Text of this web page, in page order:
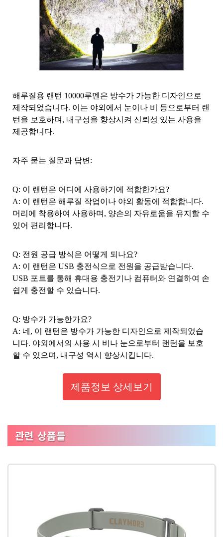
해루질용 랜턴 10000루멘은 방수가 가능한 디자인으로
제작되었습니다. 이는 야외에서 눈이나 비 등으로부터 랜
턴을 보호하며, 내구성을 향상시켜 신뢰성 있는 사용을
제공합니다.
자주 묻는 질문과 답변:
Q: 이 랜턴은 어디에 사용하기에 적합한가요?
A: 이 랜턴은 해루질 작업이나 야외 활동에 적합합니다.
머리에 착용하여 사용하며, 양손의 자유로움을 유지할 수
있어 편리합니다.
Q: 전원 공급 방식은 어떻게 되나요?
A: 이 랜턴은 USB 충전식으로 전원을 공급받습니다.
USB 포트를 통해 휴대용 충전기나 컴퓨터와 연결하여 손
쉽게 충전할 수 있습니다.
Q: 방수가 가능한가요?
A: 네, 이 랜턴은 방수가 가능한 디자인으로 제작되었습
니다. 야외에서의 사용 시 비나 눈으로부터 랜턴을 보호
할 수 있으며, 내구성 역시 향상시킵니다.
제품정보 상세보기
관련 상품들